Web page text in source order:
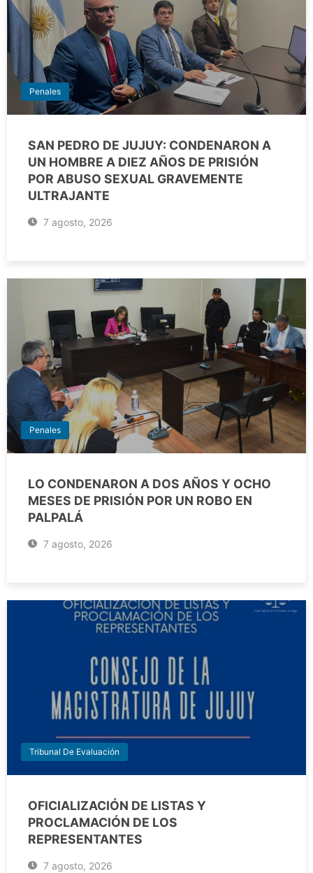
Penales
SAN PEDRO DE JUJUY: CONDENARON A
UN HOMBRE A DIEZ AÑOS DE PRISIÓN
POR ABUSO SEXUAL GRAVEMENTE
ULTRAJANTE
7 agosto, 2026
Penales
LO CONDENARON A DOS AÑOS Y OCHO
MESES DE PRISIÓN POR UN ROBO EN
PALPALÁ
7 agosto, 2026
Tribunal De Evaluación
OFICIALIZACIÓN DE LISTAS Y
PROCLAMACIÓN DE LOS
REPRESENTANTES
7 agosto, 2026